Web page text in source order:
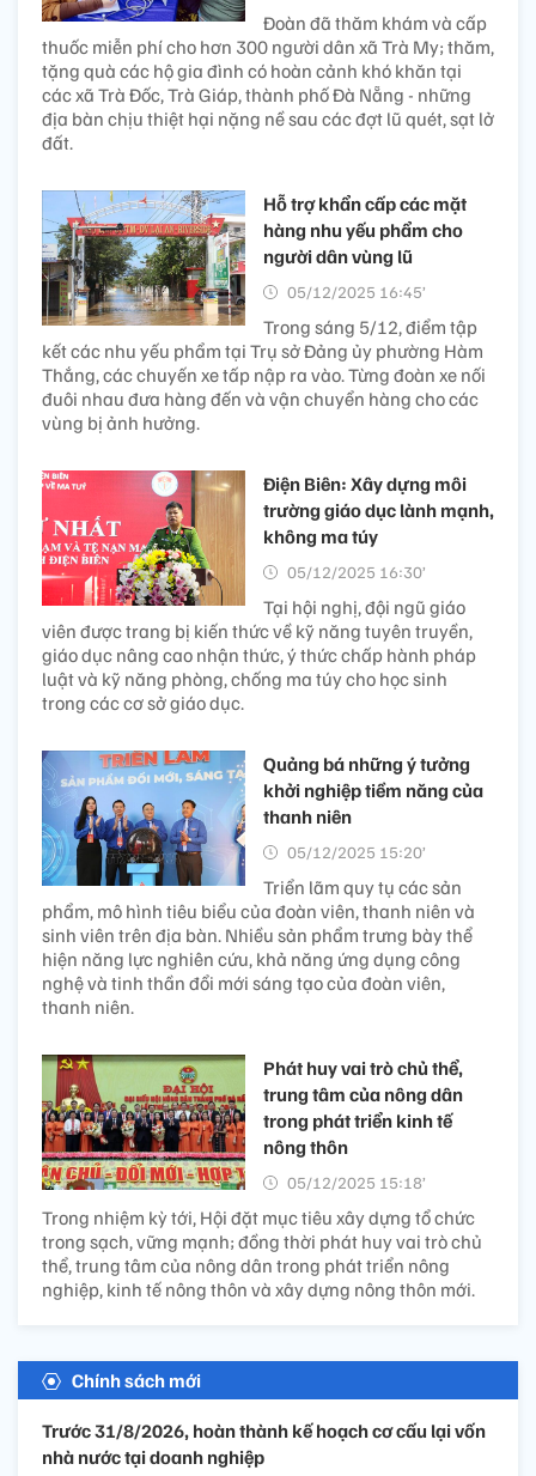
Đoàn đã thăm khám và cấp
thuốc miễn phí cho hơn 300 người dân xã Trà My; thăm,
tặng quà các hộ gia đình có hoàn cảnh khó khăn tại
các xã Trà Đốc, Trà Giáp, thành phố Đà Nẵng - những
địa bàn chịu thiệt hại nặng nề sau các đợt lũ quét, sạt lở
đất.
Hỗ trợ khẩn cấp các mặt
hàng nhu yếu phẩm cho
người dân vùng lũ
05/12/2025 16:45’
Trong sáng 5/12, điểm tập
kết các nhu yếu phẩm tại Trụ sở Đảng ủy phường Hàm
Thắng, các chuyến xe tấp nập ra vào. Từng đoàn xe nối
đuôi nhau đưa hàng đến và vận chuyển hàng cho các
vùng bị ảnh hưởng.
Điện Biên: Xây dựng môi
trường giáo dục lành mạnh,
không ma túy
05/12/2025 16:30’
Tại hội nghị, đội ngũ giáo
viên được trang bị kiến thức về kỹ năng tuyên truyền,
giáo dục nâng cao nhận thức, ý thức chấp hành pháp
luật và kỹ năng phòng, chống ma túy cho học sinh
trong các cơ sở giáo dục.
Quảng bá những ý tưởng
khởi nghiệp tiềm năng của
thanh niên
05/12/2025 15:20’
Triển lãm quy tụ các sản
phẩm, mô hình tiêu biểu của đoàn viên, thanh niên và
sinh viên trên địa bàn. Nhiều sản phẩm trưng bày thể
hiện năng lực nghiên cứu, khả năng ứng dụng công
nghệ và tinh thần đổi mới sáng tạo của đoàn viên,
thanh niên.
Phát huy vai trò chủ thể,
trung tâm của nông dân
trong phát triển kinh tế
nông thôn
05/12/2025 15:18’
Trong nhiệm kỳ tới, Hội đặt mục tiêu xây dựng tổ chức
trong sạch, vững mạnh; đồng thời phát huy vai trò chủ
thể, trung tâm của nông dân trong phát triển nông
nghiệp, kinh tế nông thôn và xây dựng nông thôn mới.
Chính sách mới
Trước 31/8/2026, hoàn thành kế hoạch cơ cấu lại vốn
nhà nước tại doanh nghiệp